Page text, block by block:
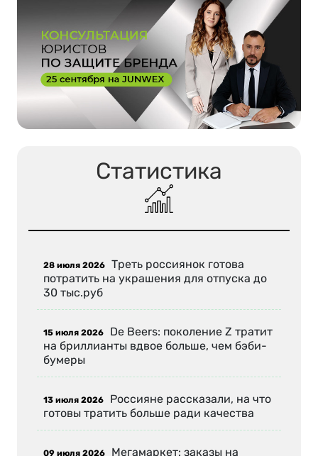
Статистика
28 июля 2026 Треть россиянок готова
потратить на украшения для отпуска до
30 тыс.руб
15 июля 2026 De Beers: поколение Z тратит
на бриллианты вдвое больше, чем бэби-
бумеры
13 июля 2026 Россияне рассказали, на что
готовы тратить больше ради качества
09 июля 2026 Мегамаркет: заказы на